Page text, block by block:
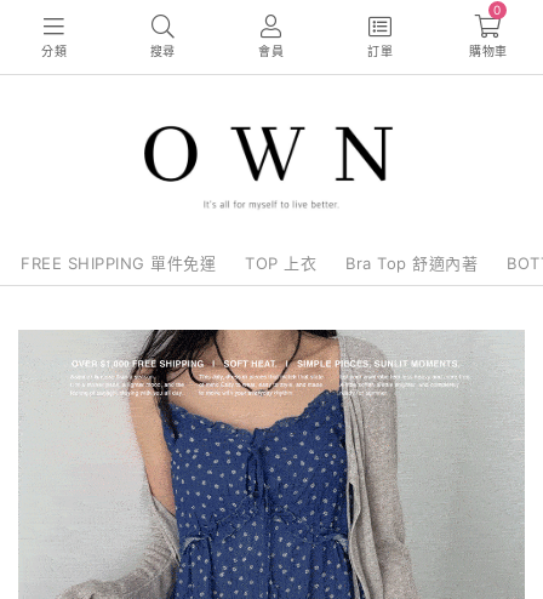
分類 搜尋 會員 訂單
0
購物車
FREE SHIPPING 單件免運 TOP 上衣 Bra Top 舒適內著